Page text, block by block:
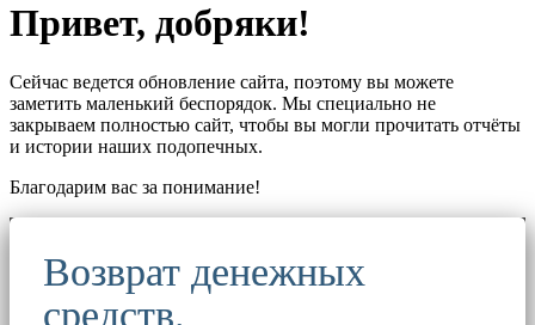
Привет, добряки!
Сейчас ведется обновление сайта, поэтому вы можете
заметить маленький беспорядок. Мы специально не
закрываем полностью сайт, чтобы вы могли прочитать отчёты
и истории наших подопечных.
Благодарим вас за понимание!
Возврат денежных
средств.